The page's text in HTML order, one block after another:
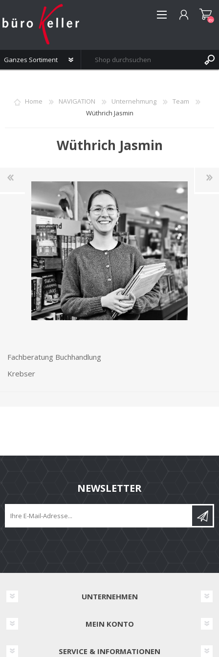
(0)
Home NAVIGATION Unternehmung
Team
Wüthrich Jasmin
Wüthrich Jasmin
Fachberatung Buchhandlung
Krebser
NEWSLETTER
UNTERNEHMEN
MEIN KONTO
SERVICE & INFORMATIONEN